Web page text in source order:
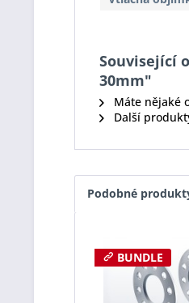
Související
30mm"
Máte nějaké
Další
Podobné
BUNDLE